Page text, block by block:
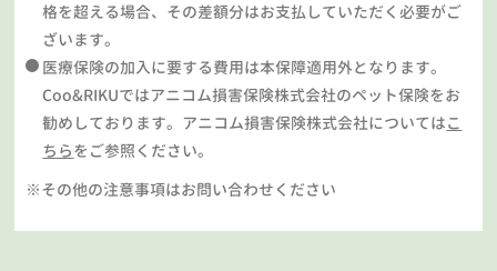
格を超える場合、その差額分はお支払していただく必要がご
ざいます。
医療保険の加入に要する費用は本保障適用外となります。
Coo&RIKUではアニコム損害保険株式会社のペット保険をお
勧めしております。アニコム損害保険株式会社についてはこ
ちらをご参照ください。
※その他の注意事項はお問い合わせください